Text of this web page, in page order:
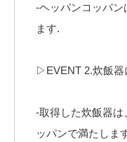
-ヘッパンコッパ
ます.⠀
▷EVENT 2.炊飯器
-取得した炊飯器は
ッパンで満たしま